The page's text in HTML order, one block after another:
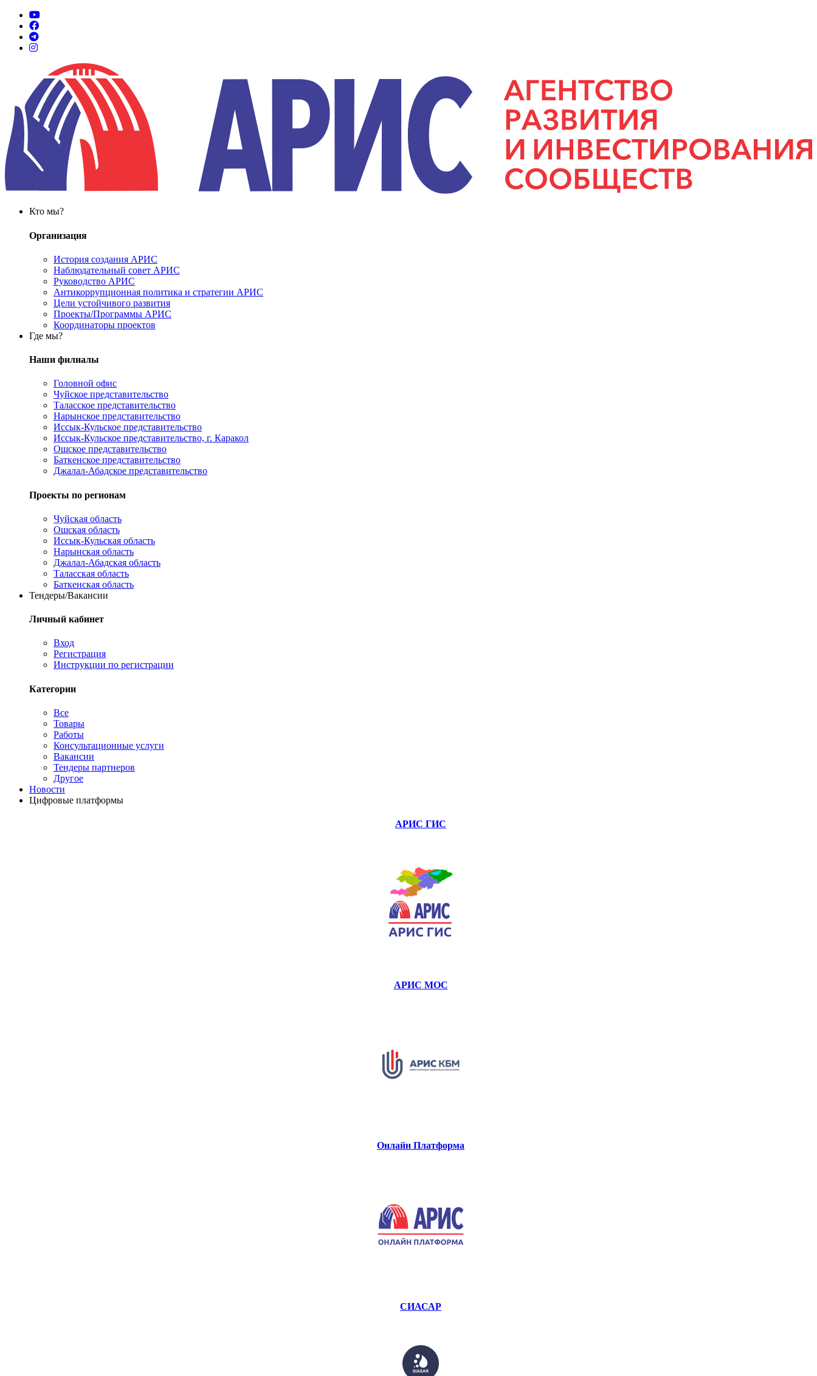
Кто мы?
Организация
История создания АРИС
Наблюдательный совет АРИС
Руководство АРИС
Антикоррупционная политика и стратегии АРИС
Цели устойчивого развития
Проекты/Программы АРИС
Координаторы проектов
Где мы?
Наши филиалы
Головной офис
Чуйское представительство
Таласское представительство
Нарынское представительство
Иссык-Кульское представительство
Иссык-Кульское представительство, г. Каракол
Ошское представительство
Баткенское представительство
Джалал-Абадское представительство
Проекты по регионам
Чуйская область
Ошская область
Иссык-Кульская область
Нарынская область
Джалал-Абадская область
Таласская область
Баткенская область
Тендеры/Вакансии
Личный кабинет
Вход
Регистрация
Инструкции по регистрации
Категории
Все
Товары
Работы
Консультационные услуги
Вакансии
Тендеры партнеров
Другое
Новости
Цифровые платформы
АРИС ГИС
АРИС МОС
Онлайн Платформа
СИАСАР